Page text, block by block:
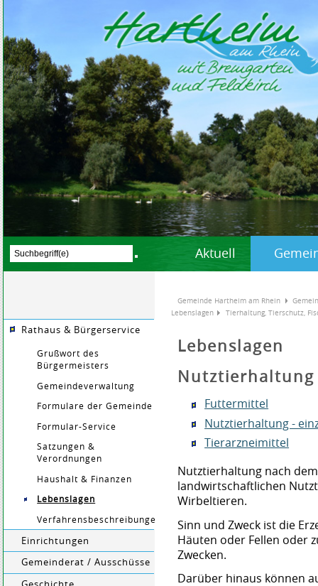
Aktuell
Rathaus & Bürgerservice
Grußwort des
Bürgermeisters
Gemeindeverwaltung
Formulare der Gemeinde
Formular-Service
Satzungen &
Verordnungen
Haushalt & Finanzen
Lebenslagen
Verfahrensbeschreibungen
Einrichtungen
Gemeinderat / Ausschüsse
Gemeinde Hartheim am Rhein
Lebenslagen
Tierhaltung, Tierschutz,
Lebenslagen
Nutztierhaltung
Futtermittel
Nutztierhaltung -
Tierarzneimittel
Nutztierhaltung nach
landwirtschaftlichen
Wirbeltieren.
Sinn und Zweck ist die
Häuten oder Fellen oder
Zwecken.
Darüber hinaus können